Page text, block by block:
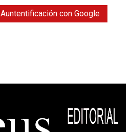
Auntentificación con Google